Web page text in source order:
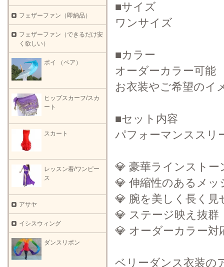
■サイズ
ワンサイズ
■カラー
オーダーカラー可能
お衣装やご希望のイ
■セット内容
パフォーマンススリ
💎 豪華ラインストー
💎 伸縮性のあるメッ
💎 腕を美しく長く見
💎 ステージ映え抜群
💎 オーダーカラー対
ベリーダンス衣装の
フェザーファン（即納品）
フェザーファン（できるだけ安
く欲しい）
ポイ （ペア）
ヒップスカーフ/スカ
ート
スカート
レッスン着/ワンピー
ス
アサヤ
イシスウィング
ダンスリボン